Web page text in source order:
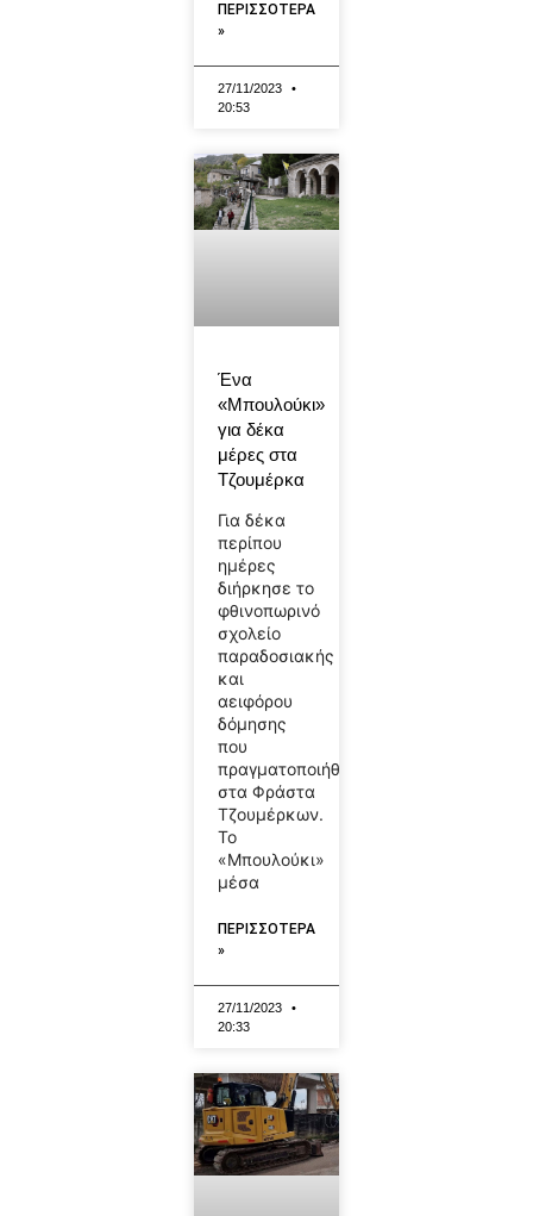
ΠΕΡΙΣΣΟΤΕΡΑ
»
27/11/2023
20:53
Ένα
«Μπουλούκι»
για δέκα
μέρες στα
Τζουμέρκα
Για δέκα
περίπου
ημέρες
διήρκησε το
φθινοπωρινό
σχολείο
παραδοσιακής
και
αειφόρου
δόμησης
που
πραγματοποιήθηκε
στα Φράστα
Τζουμέρκων.
Το
«Μπουλούκι»
μέσα
ΠΕΡΙΣΣΟΤΕΡΑ
»
27/11/2023
20:33